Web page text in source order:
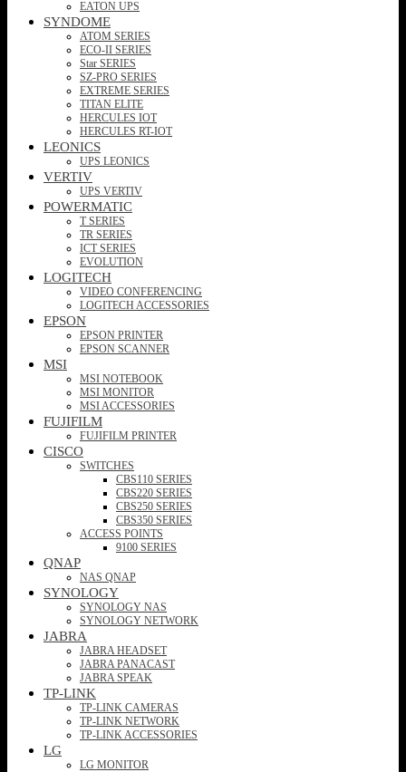
EATON UPS
SYNDOME
ATOM SERIES
ECO-II SERIES
Star SERIES
SZ-PRO SERIES
EXTREME SERIES
TITAN ELITE
HERCULES IOT
HERCULES RT-IOT
LEONICS
UPS LEONICS
VERTIV
UPS VERTIV
POWERMATIC
T SERIES
TR SERIES
ICT SERIES
EVOLUTION
LOGITECH
VIDEO CONFERENCING
LOGITECH ACCESSORIES
EPSON
EPSON PRINTER
EPSON SCANNER
MSI
MSI NOTEBOOK
MSI MONITOR
MSI ACCESSORIES
FUJIFILM
FUJIFILM PRINTER
CISCO
SWITCHES
CBS110 SERIES
CBS220 SERIES
CBS250 SERIES
CBS350 SERIES
ACCESS POINTS
9100 SERIES
QNAP
NAS QNAP
SYNOLOGY
SYNOLOGY NAS
SYNOLOGY NETWORK
JABRA
JABRA HEADSET
JABRA PANACAST
JABRA SPEAK
TP-LINK
TP-LINK CAMERAS
TP-LINK NETWORK
TP-LINK ACCESSORIES
LG
LG MONITOR